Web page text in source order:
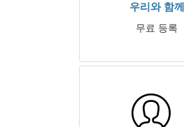
우리와 함께
무료 등록